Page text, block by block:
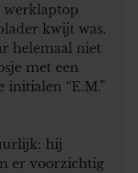
werklaptop
kwijt was.
helemaal niet
met een
“E.M.”
hij
er voorzichtig